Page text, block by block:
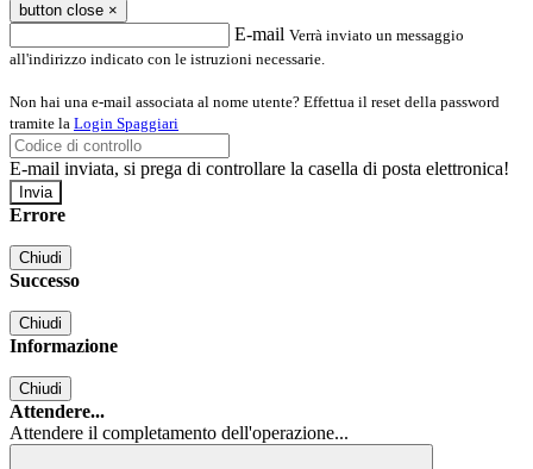
button close ×
E-mail Verrà inviato un messaggio
all'indirizzo indicato con le istruzioni necessarie.
Non hai una e-mail associata al nome utente? Effettua il reset della password
tramite la Login Spaggiari
E-mail inviata, si prega di controllare la casella di posta elettronica!
Errore
Chiudi
Successo
Chiudi
Informazione
Chiudi
Attendere...
Attendere il completamento dell'operazione...